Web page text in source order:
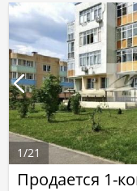
Продается 1-
1/21